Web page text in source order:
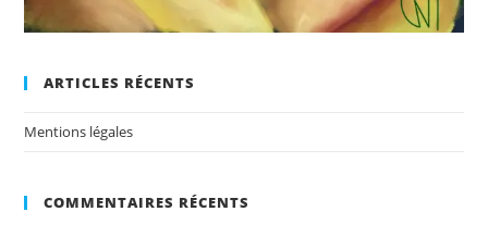
ARTICLES RÉCENTS
Mentions légales
COMMENTAIRES RÉCENTS